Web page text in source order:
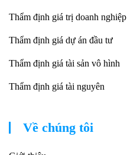
Thẩm định giá trị doanh nghiệp
Thẩm định giá dự án đầu tư
Thẩm định giá tài sản vô hình
Thẩm định giá tài nguyên
Về chúng tôi